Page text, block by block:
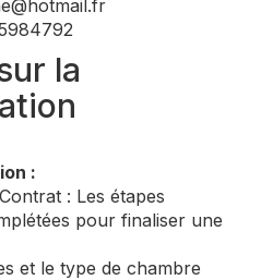
la
:
: Les étapes
pour finaliser une
et le type de chambre